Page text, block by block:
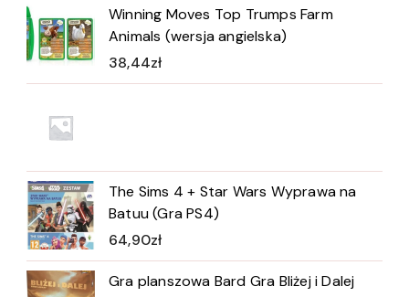
Winning Moves Top Trumps Farm
Animals (wersja angielska)
38,44zł
The Sims 4 + Star Wars Wyprawa na
Batuu (Gra PS4)
64,90zł
Gra planszowa Bard Gra Bliżej i Dalej